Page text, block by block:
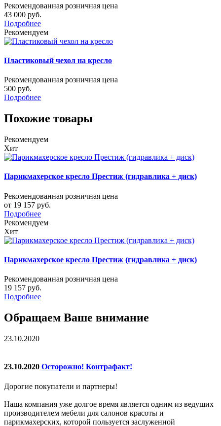
Рекомендованная розничная цена
43 000 руб.
Подробнее
Рекомендуем
Пластиковый чехол на кресло
Рекомендованная розничная цена
500 руб.
Подробнее
Похожие товары
Рекомендуем
Хит
Парикмахерское кресло Престиж (гидравлика + диск)
Рекомендованная розничная цена
от 19 157 руб.
Подробнее
Рекомендуем
Хит
Парикмахерское кресло Престиж (гидравлика + диск)
Рекомендованная розничная цена
19 157 руб.
Подробнее
Обращаем Ваше внимание
23.10.2020
23.10.2020 Осторожно! Контрафакт!
Дорогие покупатели и партнеры!
Наша компания уже долгое время является одним из ведущих
производителем мебели для салонов красоты и
парикмахерских, которой пользуется заслуженной